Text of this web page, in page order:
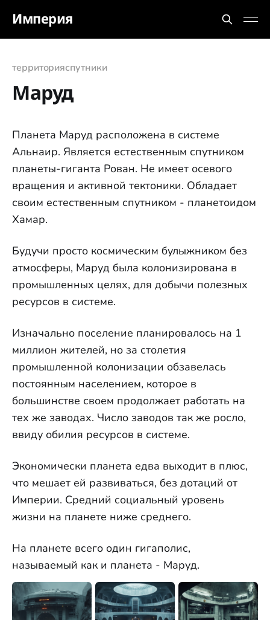
Империя
территорияспутники
Маруд
Планета Маруд расположена в системе
Альнаир. Является естественным спутником
планеты-гиганта Рован. Не имеет осевого
вращения и активной тектоники. Обладает
своим естественным спутником - планетоидом
Хамар.
Будучи просто космическим булыжником без
атмосферы, Маруд была колонизирована в
промышленных целях, для добычи полезных
ресурсов в системе.
Изначально поселение планировалось на 1
миллион жителей, но за столетия
промышленной колонизации обзавелась
постоянным населением, которое в
большинстве своем продолжает работать на
тех же заводах. Число заводов так же росло,
ввиду обилия ресурсов в системе.
Экономически планета едва выходит в плюс,
что мешает ей развиваться, без дотаций от
Империи. Средний социальный уровень
жизни на планете ниже среднего.
На планете всего один гигаполис,
называемый как и планета - Маруд.